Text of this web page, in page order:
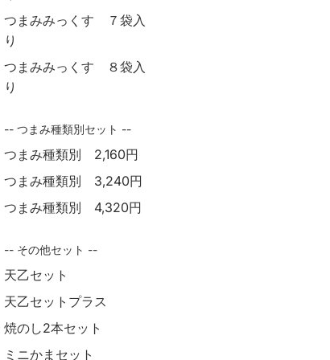
つまみみっくす ７袋入
り
つまみみっくす ８袋入
り
-- つまみ種類別セット --
つまみ種類別 2,160円
つまみ種類別 3,240円
つまみ種類別 4,320円
-- その他セット --
天乙セット
天乙セットプラス
焼のし2本セット
ミニかまセット